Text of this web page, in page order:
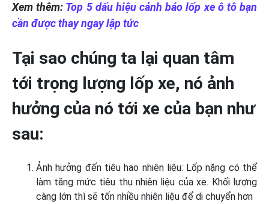
Xem thêm: Top 5 dấu hiệu cảnh báo lốp xe ô tô bạn
cần được thay ngay lập tức
Tại sao chúng ta lại quan tâm
tới trọng lượng lốp xe, nó ảnh
hưởng của nó tới xe của bạn như
sau:
Ảnh hưởng đến tiêu hao nhiên liệu: Lốp nặng có thể
làm tăng mức tiêu thụ nhiên liệu của xe. Khối lượng
càng lớn thì sẽ tốn nhiều nhiên liệu để di chuyển hơn